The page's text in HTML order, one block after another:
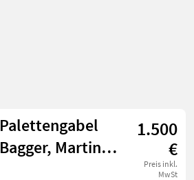
Palettengabel
Bagger, Martin
1.500
€
Preis inkl.
MwSt